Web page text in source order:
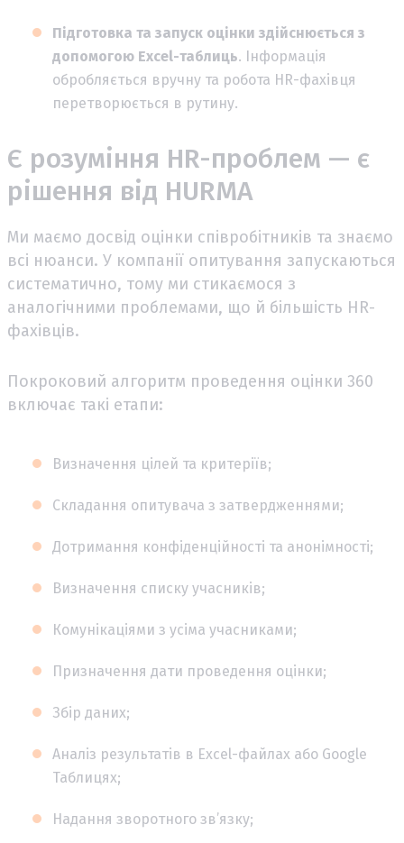
Підготовка та запуск оцінки здійснюється з
допомогою Excel-таблиць. Інформація
обробляється вручну та робота HR-фахівця
перетворюється в рутину.
Є розуміння HR-проблем — є
рішення від HURMA
Ми маємо досвід оцінки співробітників та знаємо
всі нюанси. У компанії опитування запускаються
систематично, тому ми стикаємося з
аналогічними проблемами, що й більшість HR-
фахівців.
Покроковий алгоритм проведення оцінки 360
включає такі етапи:
Визначення цілей та критеріїв;
Складання опитувача з затвердженнями;
Дотримання конфіденційності та анонімності;
Визначення списку учасників;
Комунікаціями з усіма учасниками;
Призначення дати проведення оцінки;
Збір даних;
Аналіз результатів в Excel-файлах або Google
Таблицях;
Надання зворотного зв’язку;